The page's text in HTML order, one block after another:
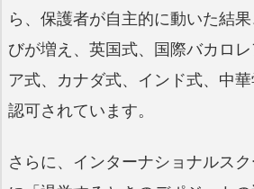
ら、保護者が自主的に動いた結
びが増え、英国式、国際バカロ
ア式、カナダ式、インド式、中
認可されています。
さらに、インターナショナルス